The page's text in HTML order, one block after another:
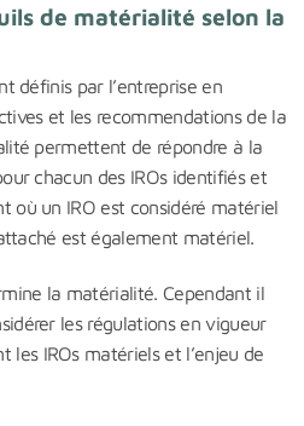
de matérialité selon la
définis par l’entreprise en
et les recommendations de la
permettent de répondre à la
chacun des IROs identifiés et
où un IRO est considéré matériel
est également matériel.
la matérialité. Cependant il
les régulations en vigueur
IROs matériels et l’enjeu de